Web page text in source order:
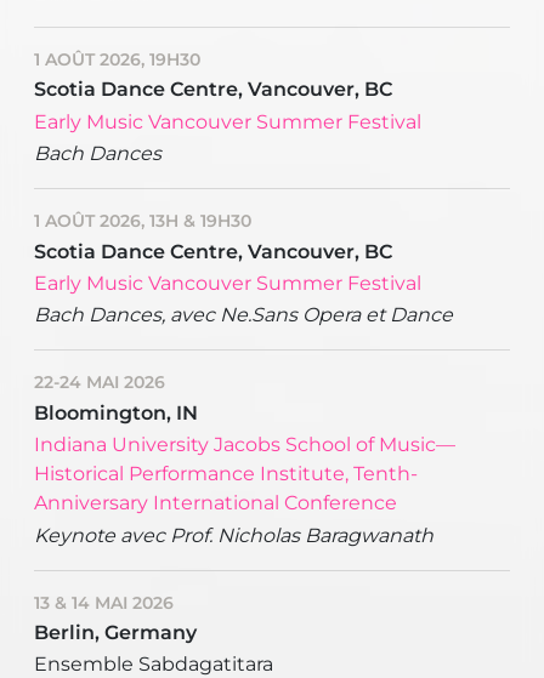
1 AOÛT 2026, 19H30
Scotia Dance Centre, Vancouver, BC
Early Music Vancouver Summer Festival
Bach Dances
1 AOÛT 2026, 13H & 19H30
Scotia Dance Centre, Vancouver, BC
Early Music Vancouver Summer Festival
Bach Dances, avec Ne.Sans Opera et Dance
22-24 MAI 2026
Bloomington, IN
Indiana University Jacobs School of Music—
Historical Performance Institute, Tenth-
Anniversary International Conference
Keynote avec Prof. Nicholas Baragwanath
13 & 14 MAI 2026
Berlin, Germany
Ensemble Sabdagatitara